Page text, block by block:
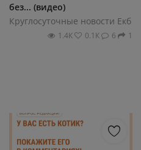
без... (видео)
Круглосуточные новости Екб
1.4К 0.1К 6 1